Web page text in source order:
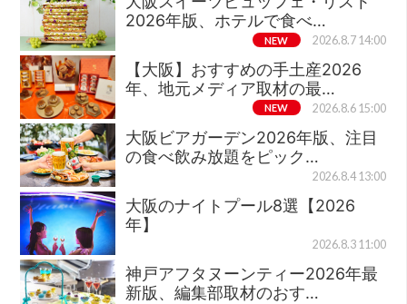
2026年版、ホテルで食べ…
NEW 2026.8.7 14:00
【大阪】おすすめの手土産2026
年、地元メディア取材の最…
NEW 2026.8.6 15:00
大阪ビアガーデン2026年版、注目
の食べ飲み放題をピック…
2026.8.4 13:00
大阪のナイトプール8選【2026
年】
2026.8.3 11:00
神戸アフタヌーンティー2026年最
新版、編集部取材のおす…